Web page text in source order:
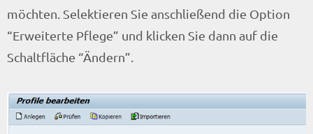
möchten. Selektieren Sie anschließend die Option
“Erweiterte Pflege” und klicken Sie dann auf die
Schaltfläche “Ändern”.